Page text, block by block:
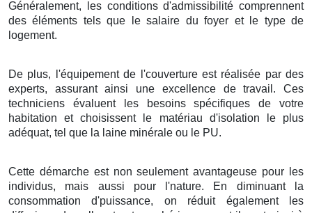
Généralement, les conditionsd'admissibilité comprennent
deséléments tels que lesalaire dufoyer et le typede
logement.
De plus, l'équipementde l'couvertureest réalisée par des
experts, assurant ainsi une excellencedetravail . Ces
techniciens évaluent les besoinsspécifiques de votre
habitation etchoisissentle matériau d'isolation le plus
adéquat, tel que la laine minérale ou le PU.
Cette démarcheest non seulementavantageuse pour les
individus, mais aussi pour l'nature. En diminuantla
consommation d'puissance, on réduitégalement les